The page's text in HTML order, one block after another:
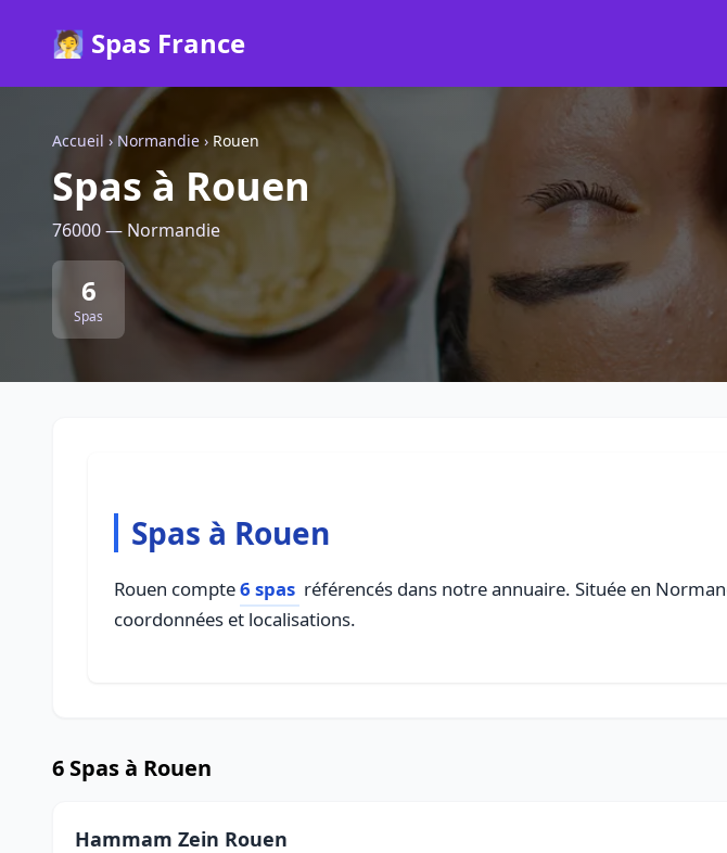
🧖 Spas France
Accueil ›Normandie › Rouen
Spas à Rouen
76000 — Normandie
6
Spas
Spas à Rouen
Rouen compte6 spas référencés dans notre annuaire. Située en
coordonnées et localisations.
6 Spas à Rouen
Hammam Zein Rouen